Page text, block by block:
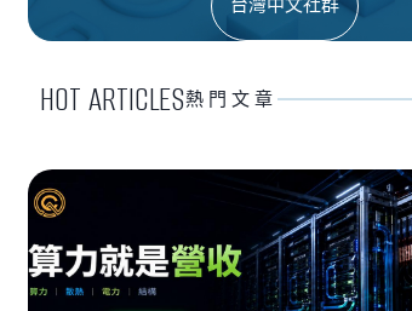
台灣中文社群
HOT ARTICLES熱門文章